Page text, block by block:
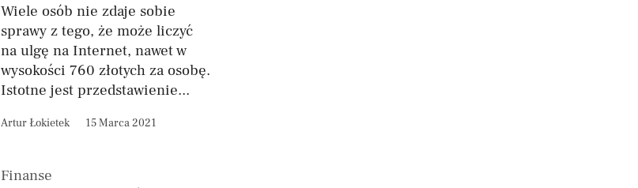
Wiele osób nie zdaje sobie
sprawy z tego, że może liczyć
na ulgę na Internet, nawet w
wysokości 760 złotych za osobę.
Istotne jest przedstawienie...
Artur Łokietek 15 Marca 2021
Finanse